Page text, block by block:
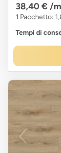
38,40 € /
1 Pacchetto:
Tempi di